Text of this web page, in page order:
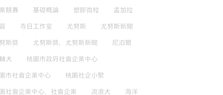
競賽 基礎概論 塑膠微粒 孟加拉
寺日工作室 尤努斯 尤努斯新聞
斯獎 尤努斯獎，尤努斯新聞 尼泊爾
犬 桃園市政府社會企業中心
市社會企業中心 桃園社企小聚
社會企業中心，社會企業 流浪犬 海洋